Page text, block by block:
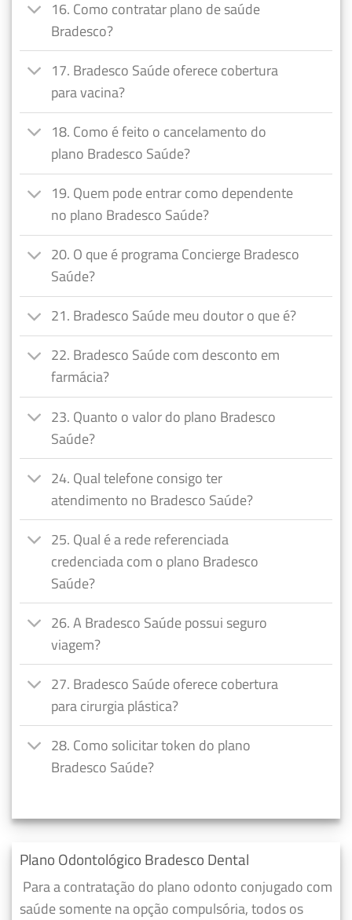
16. Como contratar plano de saúde
Bradesco?
17. Bradesco Saúde oferece cobertura
para vacina?
18. Como é feito o cancelamento do
plano Bradesco Saúde?
19. Quem pode entrar como dependente
no plano Bradesco Saúde?
20. O que é programa Concierge Bradesco
Saúde?
21. Bradesco Saúde meu doutor o que é?
22. Bradesco Saúde com desconto em
farmácia?
23. Quanto o valor do plano Bradesco
Saúde?
24. Qual telefone consigo ter
atendimento no Bradesco Saúde?
25. Qual é a rede referenciada
credenciada com o plano Bradesco
Saúde?
26. A Bradesco Saúde possui seguro
viagem?
27. Bradesco Saúde oferece cobertura
para cirurgia plástica?
28. Como solicitar token do plano
Bradesco Saúde?
Plano Odontológico Bradesco Dental
Para a contratação do plano odonto conjugado com
saúde somente na opção compulsória, todos os